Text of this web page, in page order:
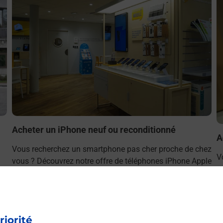
Acheter un iPhone neuf ou reconditionné
Vous recherchez un smartphone pas cher proche de chez
vous ? Découvrez notre offre de téléphones iPhone Apple